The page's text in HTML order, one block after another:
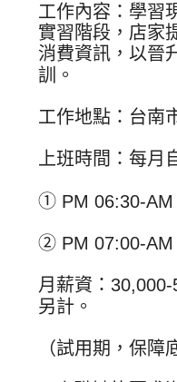
工作內容：學習
實習階段，店家
消費資訊，以晉
訓。
工作地點：台南
上班時間：每月
① PM 06:30-AM
② PM 07:00-AM
月薪資：
另計。
（試用期，保障